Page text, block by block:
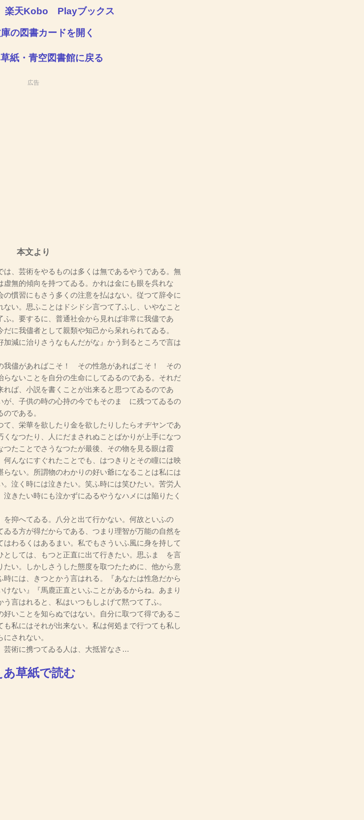
楽天Kobo Playブックス
の図書カードを開く
紙・青空図書館に戻る
広告
本文より
、芸術をやるものは多くは無であるやうである。無
無的傾向を持つてゐる。かれは金にも眼を呉れな
の慣習にもさう多くの注意を払はない。従つて辞令に
い。思ふことはドシドシ言つて了ふし、いやなこと
ふ。要するに、普通社会から見れば非常に我儘であ
に我儘者として親類や知己から呆れられてゐる。
加減に治りさうなもんだがな』かう到るところで言は
我儘があればこそ！ その性急があればこそ！ その
ないことを自分の生命にしてゐるのである。それだ
れば、小説を書くことが出来ると思つてゐるのであ
が、子供の時の心持の今でもそのまゝに残つてゐるの
である。
、栄華を欲したり金を欲したりしたらオヂヤンであ
くなつたり、人にだまされぬことばかりが上手になつ
たことでさうなつたが最後、その物を見る眼は霞
んなにすぐれたことでも、はつきりとその瞳には映
らない。所謂物のわかりの好い爺になることは私には
泣く時には泣きたい。笑ふ時には笑ひたい。苦労人
きたい時にも泣かずにゐるやうなハメには陥りたく
抑へてゐる。八分と出て行かない。何故といふの
ゐる方が得だからである、つまり理智が万能の自然を
わるくはあるまい。私でもさういふ風に身を持して
としては、もつと正直に出て行きたい。思ふまゝを言
い。しかしさうした態度を取つたために、他から意
時には、きつとかう言はれる。『あなたは性急だから
ない』『馬鹿正直といふことがあるからね。あまり
言はれると、私はいつもしよげて黙つて了ふ。
いことを知らぬではない。自分に取つて得であるこ
も私にはそれが出来ない。私は何処まで行つても私し
されない。
術に携つてゐる人は、大抵皆なさ…
あ草紙で読む